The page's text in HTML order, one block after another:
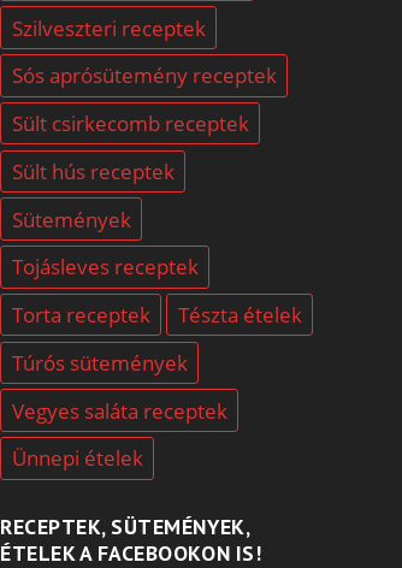
Szilveszteri receptek
Sós aprósütemény receptek
Sült csirkecomb receptek
Sült hús receptek
Sütemények
Tojásleves receptek
Torta receptek
Tészta ételek
Túrós sütemények
Vegyes saláta receptek
Ünnepi ételek
RECEPTEK, SÜTEMÉNYEK,
ÉTELEK A FACEBOOKON IS!